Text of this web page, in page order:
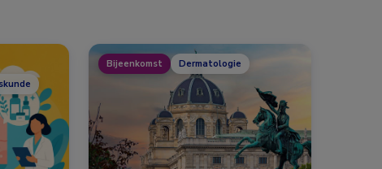
Bijeenkomst Dermatologie